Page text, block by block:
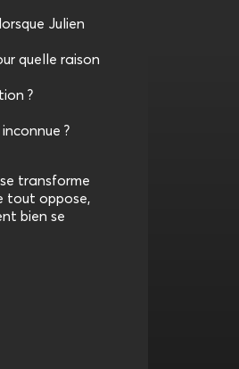
Julien
quelle raison
?
?
transforme
tout oppose,
bien se